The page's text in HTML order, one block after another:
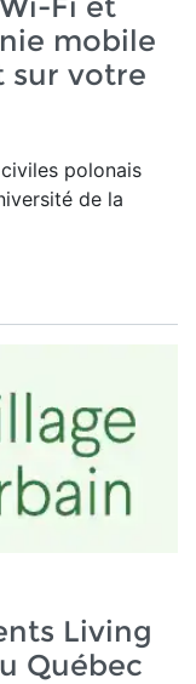
mobile
sur votre
polonais
de la
Living
Québec